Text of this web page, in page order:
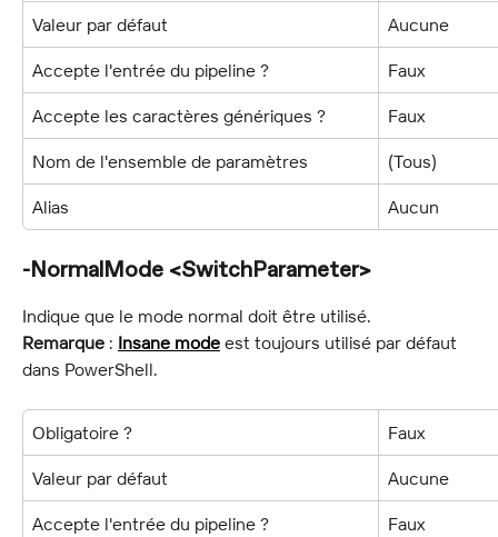
Valeur par défaut Aucune
Accepte l'entrée du pipeline ? Faux
Accepte les caractères génériques ? Faux
Nom de l'ensemble de paramètres (Tous)
Alias Aucun
-NormalMode <SwitchParameter>
Indique que le mode normal doit être utilisé.
Remarque : Insane mode est toujours utilisé par défaut
dans PowerShell.
Obligatoire ? Faux
Valeur par défaut Aucune
Accepte l'entrée du pipeline ? Faux